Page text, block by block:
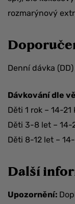
rozmarýnový
Denní dávka
Dávkování dle
Děti 1 rok – 14-
Děti 3-8 let – 14-
Děti 8-12 let –
Další
Upozornění: